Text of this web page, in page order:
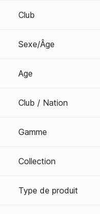
Club
Sexe/Âge
Age
Club / Nation
Gamme
Collection
Type de produit